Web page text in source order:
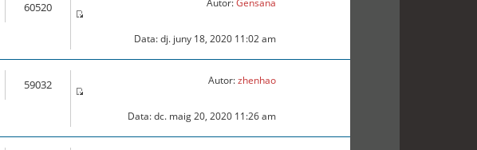
60520 Autor:Gensana
Data: dj. juny 18, 2020 11:02 am
59032 Autor:zhenhao
Data: dc. maig 20, 2020 11:26 am